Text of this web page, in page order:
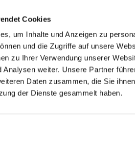
Cookies
um Inhalte und Anzeigen zu
und die Zugriffe auf unsere
zu Ihrer Verwendung unserer
Analysen weiter. Unsere Partner
Daten zusammen, die Sie
der Dienste gesammelt haben.